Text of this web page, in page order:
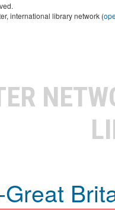
international library network (
Great